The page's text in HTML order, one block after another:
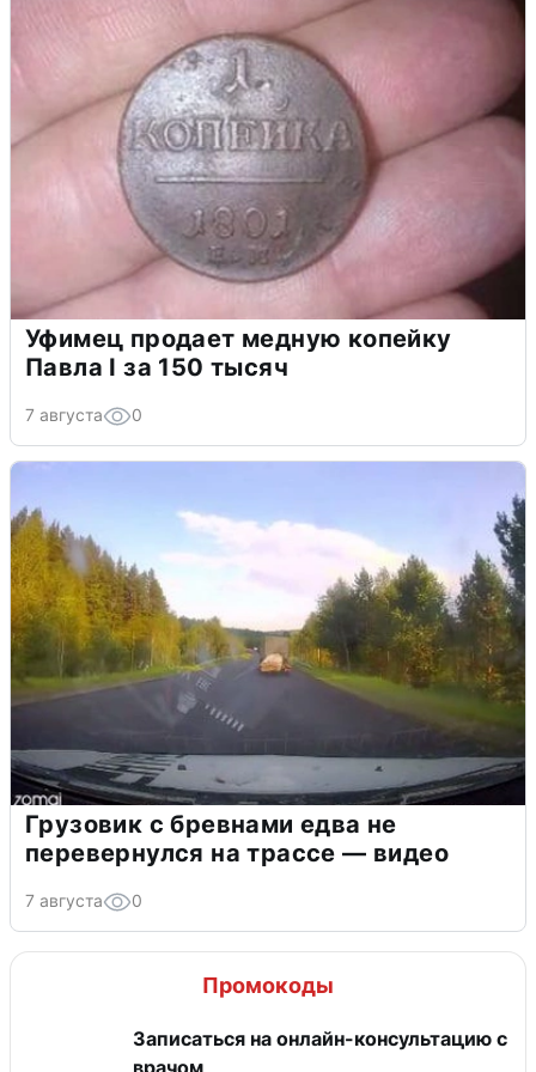
Уфимец продает медную копейку
Павла I за 150 тысяч
7 августа 0
Грузовик с бревнами едва не
перевернулся на трассе — видео
7 августа 0
Промокоды
Записаться на онлайн-консультацию с
врачом